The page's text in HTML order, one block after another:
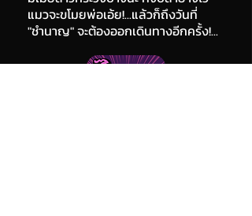
แมวจะขโมยพ่อเอ้ย!...แล้วก็ถึงวันที่
"ชำนาญ" จะต้องออกเดินทางอีกครั้ง!...